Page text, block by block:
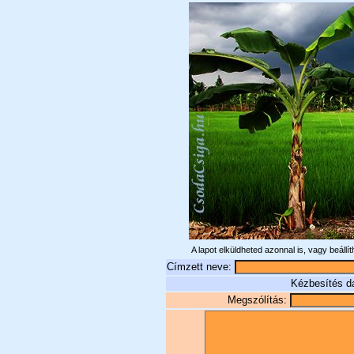
A lapot elküldheted azonnal is, vagy
Címzett neve:
Kézbesítés
Megszólítás: